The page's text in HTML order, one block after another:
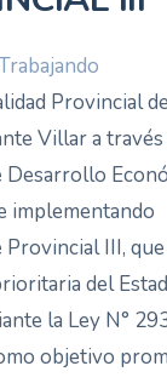
Provincial de
Villar a través
Desarrollo
implementando
III, que
del
la Ley N°
objetivo